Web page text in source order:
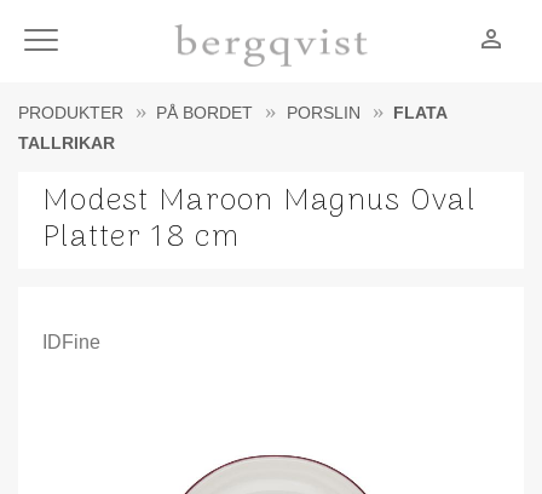
Meny person_outline
PRODUKTER PÅ BORDET PORSLIN
FLATA
TALLRIKAR
Modest Maroon Magnus Oval
Platter 18 cm
IDFine